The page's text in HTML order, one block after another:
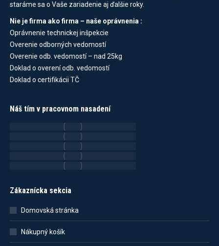
staráme sa o Vaše zariadenie aj ďalšie roky.
Nie je firma ako firma – naše oprávnenia :
Oprávnenie technickej inšpekcie
Overenie odborných vedomostí
Overenie odb. vedomostí – nad 25kg
Doklad o overení odb. vedomostí
Doklad o certifikácii TČ
Náš tím v pracovnom nasadení
Zákaznícka sekcia
Domovská stránka
Nákupný košík